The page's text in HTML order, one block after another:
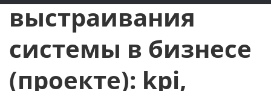
выстраивания
системы в бизнесе
(проекте): kpi,